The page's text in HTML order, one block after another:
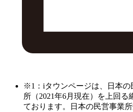
※1：iタウンページは、日本の
所（2021年6月現在）を上回る
ております。日本の民営事業